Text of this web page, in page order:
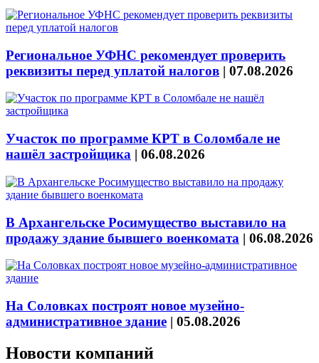
Региональное УФНС рекомендует проверить
реквизиты перед уплатой налогов | 07.08.2026
Участок по программе КРТ в Соломбале не
нашёл застройщика | 06.08.2026
В Архангельске Росимущество выставило на
продажу здание бывшего военкомата | 06.08.2026
На Соловках построят новое музейно-
административное здание | 05.08.2026
Новости компаний